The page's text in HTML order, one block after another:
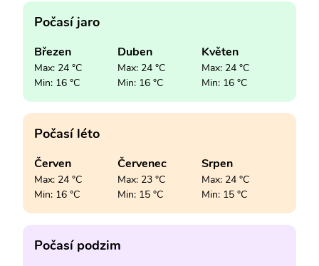
Počasí jaro
Březen
Max: 24 °C
Min: 16 °C
Duben
Max: 24 °C
Min: 16 °C
Květen
Max: 24 °C
Min: 16 °C
Počasí léto
Červen
Max: 24 °C
Min: 16 °C
Červenec
Max: 23 °C
Min: 15 °C
Srpen
Max: 24 °C
Min: 15 °C
Počasí podzim